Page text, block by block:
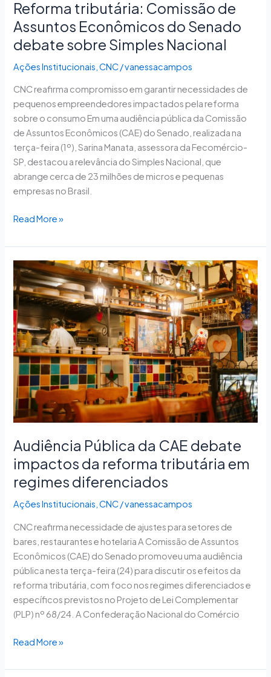
Reforma tributária: Comissão de
Assuntos Econômicos do Senado
debate sobre Simples Nacional
Ações Institucionais,CNC/vanessacampos
CNC reafirma compromisso em garantir necessidades de
pequenos empreendedores impactados pela reforma
sobre o consumo Em uma audiência pública da Comissão
de Assuntos Econômicos (CAE) do Senado, realizada na
terça-feira (1º), Sarina Manata, assessora da Fecomércio-
SP, destacou a relevância do Simples Nacional, que
abrange cerca de 23 milhões de micros e pequenas
empresas no Brasil.
Read More »
Audiência Pública da CAE debate
impactos da reforma tributária em
regimes diferenciados
Ações Institucionais,CNC/vanessacampos
CNC reafirma necessidade de ajustes para setores de
bares, restaurantes e hotelaria A Comissão de Assuntos
Econômicos (CAE) do Senado promoveu uma audiência
pública nesta terça-feira (24) para discutir os efeitos da
reforma tributária, com foco nos regimes diferenciados e
específicos previstos no Projeto de Lei Complementar
(PLP) nº 68/24. A Confederação Nacional do Comércio
Audiência
Pública
da
CAE
debate
impactos
da
reforma
tributária
em
regimes
Read More »